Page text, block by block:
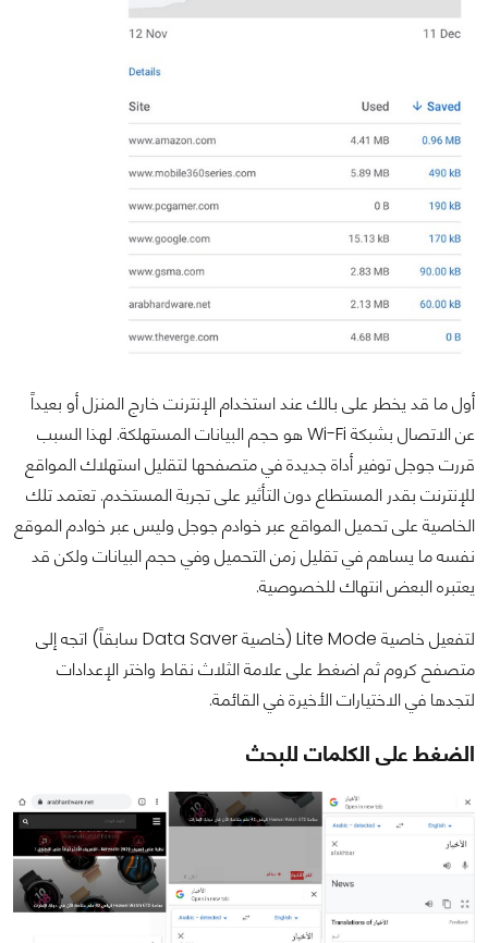
أول ما قد يخطر على بالك عند استخدام الإنترنت خارج المنزل أو بعيداً
عن الاتصال بشبكة Wi-Fi هو حجم البيانات المستهلكة. لهذا السبب
قررت جوجل توفير أداة جديدة في متصفحها لتقليل استهلاك المواقع
للإنترنت بقدر المستطاع دون التأثير على تجربة المستخدم. تعتمد تلك
الخاصية على تحميل المواقع عبر خوادم جوجل وليس عبر خوادم الموقع
نفسه ما يساهم في تقليل زمن التحميل وفي حجم البيانات ولكن قد
يعتبره البعض انتهاك للخصوصية.
لتفعيل خاصية Lite Mode (خاصية Data Saver سابقاً) اتجه إلى
متصفح كروم ثم اضغط على علامة الثلاث نقاط واختر الإعدادات
لتجدها في الاختيارات الأخيرة في القائمة.
الضغط على الكلمات للبحث